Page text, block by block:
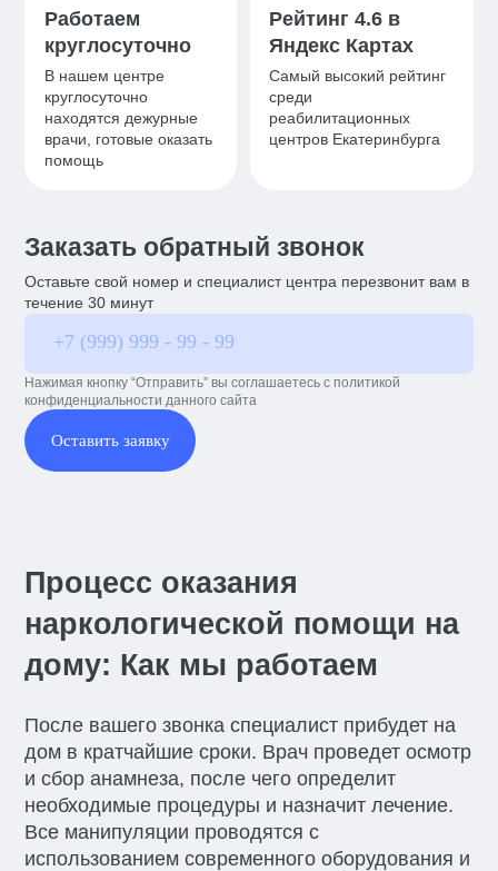
Работаем
круглосуточно
В нашем центре
круглосуточно
находятся дежурные
врачи, готовые оказать
помощь
Рейтинг 4.6 в
Яндекс Картах
Самый высокий рейтинг
среди
реабилитационных
центров Екатеринбурга
Заказать обратный звонок
Оставьте свой номер и специалист центра перезвонит вам в
течение 30 минут
Нажимая кнопку “Отправить” вы соглашаетесь с политикой
конфиденциальности данного сайта
Оставить заявку
Процесс оказания
наркологической помощи на
дому: Как мы работаем
После вашего звонка специалист прибудет на
дом в кратчайшие сроки. Врач проведет осмотр
и сбор анамнеза, после чего определит
необходимые процедуры и назначит лечение.
Все манипуляции проводятся с
использованием современного оборудования и